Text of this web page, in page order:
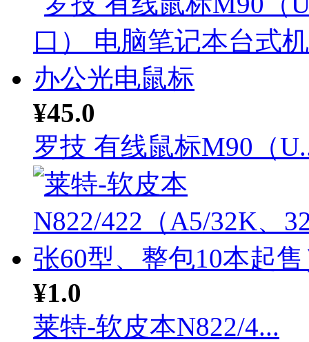
¥45.0
罗技 有线鼠标M90（
¥1.0
莱特-软皮本N822/4...